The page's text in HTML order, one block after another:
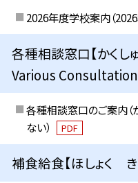
2026年度学校案内（
各種相談窓口【かく
Various Consultation
各種相談窓口のご案内（
ない）
PDF
補食給食【ほしょく